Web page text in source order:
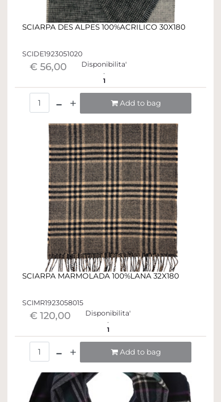
SCIARPA DES ALPES 100%ACRILICO 30X180
SCIDE1923051020
€ 56,00 Disponibilita'
1
Add to bag
SCIARPA MARMOLADA 100%LANA 32X180
SCIMR1923058015
€ 120,00 Disponibilita'
1
Add to bag